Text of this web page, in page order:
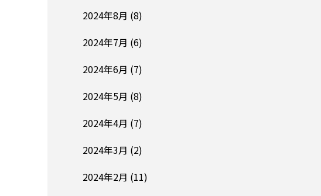
2024年8月 (8)
2024年7月 (6)
2024年6月 (7)
2024年5月 (8)
2024年4月 (7)
2024年3月 (2)
2024年2月 (11)